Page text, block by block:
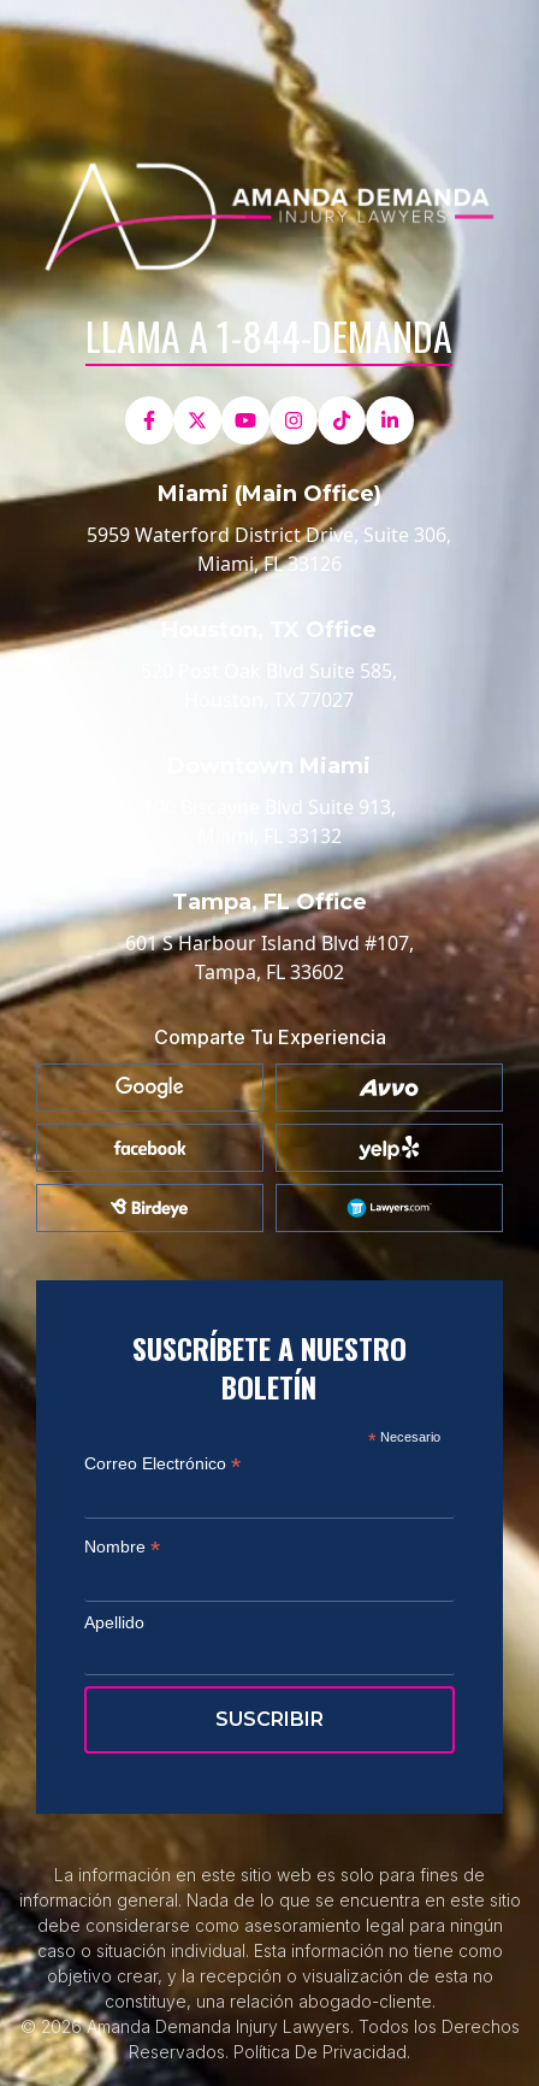
LLAMA A 1-844-DEMANDA
Miami (Main Office)
5959 Waterford District Drive, Suite 306,
Miami, FL 33126
Houston, TX Office
520 Post Oak Blvd Suite 585,
Houston, TX 77027
Downtown Miami
100 Biscayne Blvd Suite 913,
Miami, FL 33132
Tampa, FL Office
601 S Harbour Island Blvd #107,
Tampa, FL 33602
Comparte Tu Experiencia
SUSCRÍBETE A NUESTRO
BOLETÍN
*Necesario
Correo Electrónico *
Nombre *
Apellido
La información en este sitio web es solo para fines de
información general. Nada de lo que se encuentra en este sitio
debe considerarse como asesoramiento legal para ningún
caso o situación individual. Esta información no tiene como
objetivo crear, y la recepción o visualización de esta no
constituye, una relación abogado-cliente.
© 2026 Amanda Demanda Injury Lawyers. Todos los Derechos
Reservados. Política De Privacidad.